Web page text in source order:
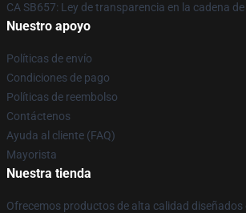
CA SB657: Ley de transparencia en la cadena
Nuestro apoyo
Políticas de envío
Condiciones de pago
Políticas de reembolso
Contáctenos
Ayuda al cliente (FAQ)
Mayorista
Nuestra tienda
Ofrecemos productos de alta calidad